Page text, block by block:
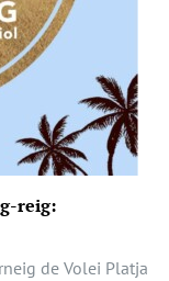
reig:
de Volei Platja